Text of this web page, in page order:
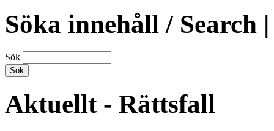
Söka innehåll / Search
Sök
Aktuellt - Rättsfall